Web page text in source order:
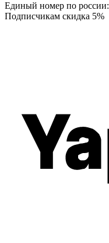
Единый номер по россии:
Подписчикам скидка 5%